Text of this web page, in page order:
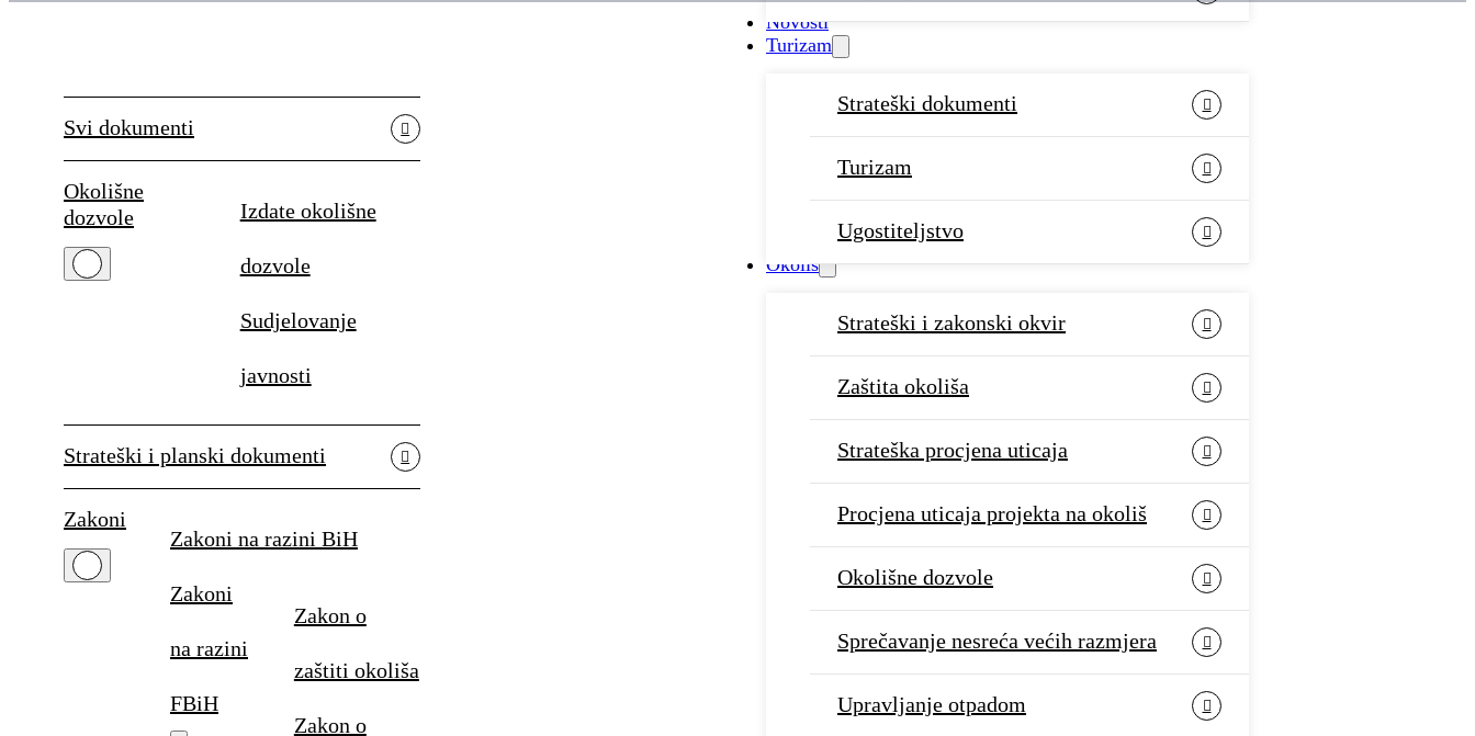
Novosti
Turizam
Strateški dokumenti
Turizam
Ugostiteljstvo
Okoliš
Strateški i zakonski okvir
Zaštita okoliša
Strateška procjena uticaja
Procjena uticaja projekta na okoliš
Okolišne dozvole
Sprečavanje nesreća većih razmjera
Upravljanje otpadom
Svi dokumenti
Okolišne
dozvole
Izdate okolišne
dozvole
Sudjelovanje
javnosti
Strateški i planski dokumenti
Zakoni
Zakoni na razini BiH
Zakoni
na razini
FBiH
Zakon o
zaštiti okoliša
Zakon o